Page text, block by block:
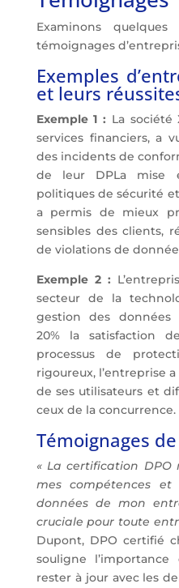
Examinons
témoignages
Exemples
et leurs
Exemple 1 : La société
services financiers, a
des incidents de
de leur DPLa mise
politiques de sécurité
a permis de mieux
sensibles des clients,
de violations de
Exemple 2 :
secteur de la
gestion des données
20% la satisfaction
processus de
rigoureux, l’entreprise
de ses utilisateurs et
ceux de la concurrence.
Témoignages
« La certification DPO
mes compétences
données de mon
cruciale pour toute
Dupont, DPO certifié
souligne
rester à jour avec les